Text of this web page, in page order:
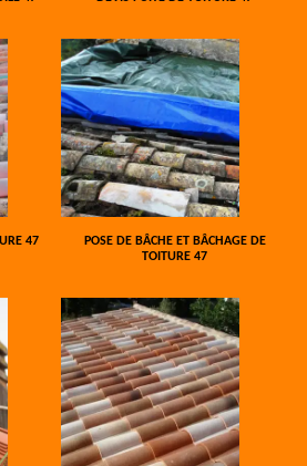
47
POSE DE BÂCHE ET BÂCHAGE DE
TOITURE 47